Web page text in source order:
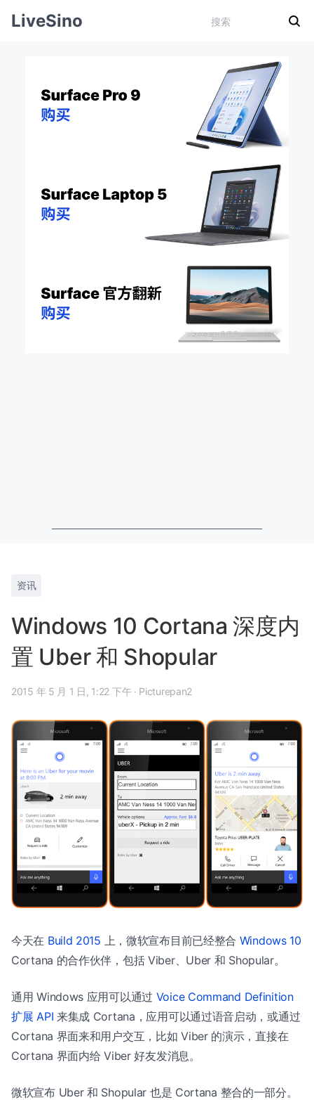
LiveSino
资讯
Windows 10 Cortana 深度内
置 Uber 和 Shopular
2015 年 5 月 1 日, 1:22 下午 · Picturepan2
今天在 Build 2015 上，微软宣布目前已经整合 Windows 10
Cortana 的合作伙伴，包括 Viber、Uber 和 Shopular。
通用 Windows 应用可以通过 Voice Command Definition
扩展 API 来集成 Cortana，应用可以通过语音启动，或通过
Cortana 界面来和用户交互，比如 Viber 的演示，直接在
Cortana 界面内给 Viber 好友发消息。
微软宣布 Uber 和 Shopular 也是 Cortana 整合的一部分。